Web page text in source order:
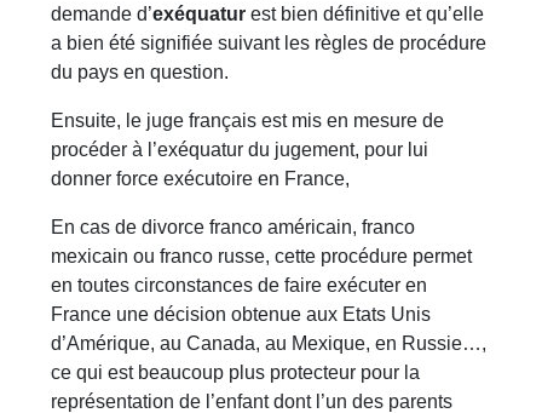
demande d’exéquatur est bien définitive et qu’elle
a bien été signifiée suivant les règles de procédure
du pays en question.
Ensuite, le juge français est mis en mesure de
procéder à l’exéquatur du jugement, pour lui
donner force exécutoire en France,
En cas de divorce franco américain, franco
mexicain ou franco russe, cette procédure permet
en toutes circonstances de faire exécuter en
France une décision obtenue aux Etats Unis
d’Amérique, au Canada, au Mexique, en Russie…,
ce qui est beaucoup plus protecteur pour la
représentation de l’enfant dont l’un des parents